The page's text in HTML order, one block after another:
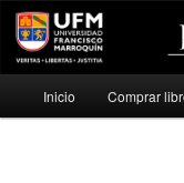
Ir
Inicio Comprar